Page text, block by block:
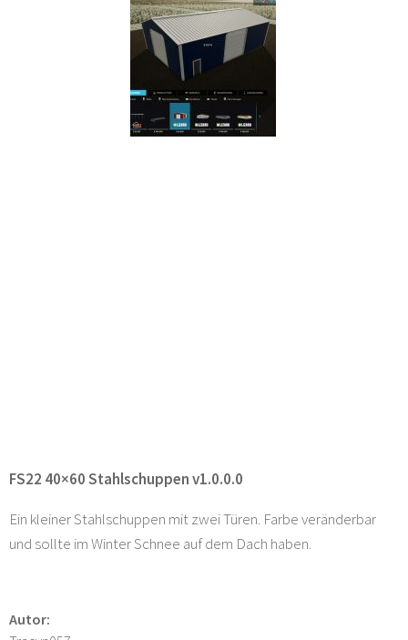
FS22 40×60 Stahlschuppen v1.0.0.0
Ein kleiner Stahlschuppen mit zwei Türen. Farbe veränderbar
und sollte im Winter Schnee auf dem Dach haben.
Autor: